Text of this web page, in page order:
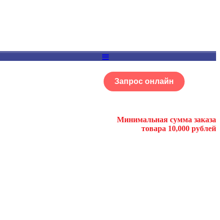
Запрос онлайн
Минимальная сумма заказа
товара 10,000 рублей